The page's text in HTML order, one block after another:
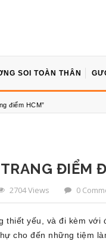
SOI TOÀN THÂN
điểm HCM”
ĐIỂM
2704 Views 0
thiết yếu, và đi kèm
cho đến những tiệm